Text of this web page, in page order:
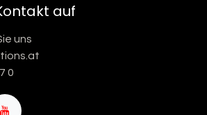
auf
uns
0